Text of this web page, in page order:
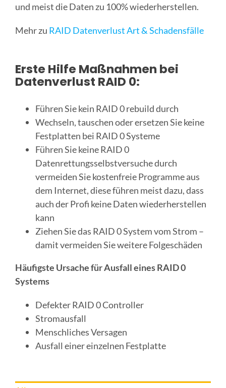
und meist die Daten zu 100% wiederherstellen.
Mehr zu RAID Datenverlust Art & Schadensfälle
Erste Hilfe Maßnahmen bei
Datenverlust RAID 0:
Führen Sie kein RAID 0 rebuild durch
Wechseln, tauschen oder ersetzen Sie keine
Festplatten bei RAID 0 Systeme
Führen Sie keine RAID 0
Datenrettungsselbstversuche durch
vermeiden Sie kostenfreie Programme aus
dem Internet, diese führen meist dazu, dass
auch der Profi keine Daten wiederherstellen
kann
Ziehen Sie das RAID 0 System vom Strom –
damit vermeiden Sie weitere Folgeschäden
Häufigste Ursache für Ausfall eines RAID 0
Systems
Defekter RAID 0 Controller
Stromausfall
Menschliches Versagen
Ausfall einer einzelnen Festplatte